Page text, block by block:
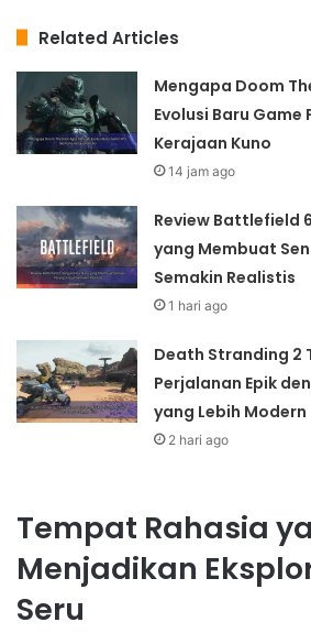
Related Articles
Mengapa Doom
Evolusi Baru Game
Kerajaan Kuno
14 jam ago
Review Battlefield
yang Membuat
Semakin Realistis
1 hari ago
Death Stranding 2
Perjalanan Epik
yang Lebih Modern
2 hari ago
Tempat Rahasia
Menjadikan
Seru